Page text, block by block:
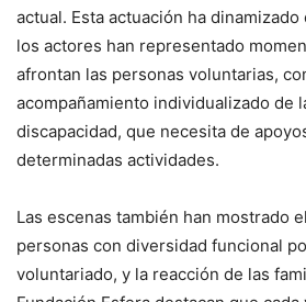
actual. Esta actuación ha
los actores han representado
afrontan las personas voluntarias,
acompañamiento individualizado de
discapacidad, que necesita de
determinadas actividades.
Las escenas también han mostrado
personas con diversidad funcional
voluntariado, y la reacción de las